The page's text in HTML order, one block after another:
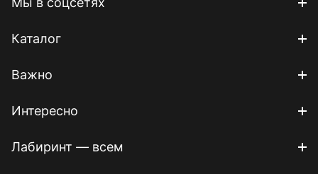
Каталог
Важно
Интересно
Лабиринт — всем